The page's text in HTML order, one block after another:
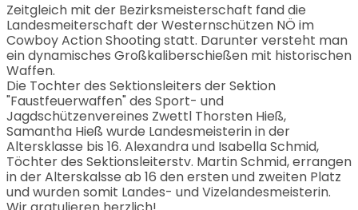
Zeitgleich mit der Bezirksmeisterschaft fand die
Landesmeiterschaft der Westernschützen NÖ im
Cowboy Action Shooting statt. Darunter versteht man
ein dynamisches Großkaliberschießen mit historischen
Waffen.
Die Tochter des Sektionsleiters der Sektion
"Faustfeuerwaffen" des Sport- und
Jagdschützenvereines Zwettl Thorsten Hieß,
Samantha Hieß wurde Landesmeisterin in der
Altersklasse bis 16. Alexandra und Isabella Schmid,
Töchter des Sektionsleiterstv. Martin Schmid, errangen
in der Alterskalsse ab 16 den ersten und zweiten Platz
und wurden somit Landes- und Vizelandesmeisterin.